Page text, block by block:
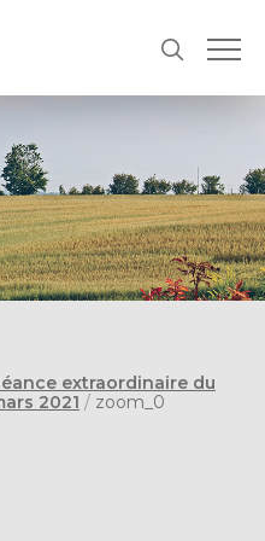
extraordinaire du
2021 / zoom_0